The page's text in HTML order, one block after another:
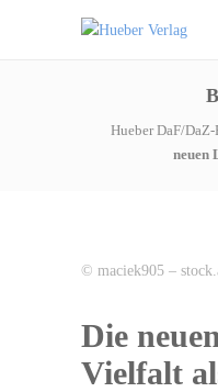
Hueber DaF/
neuen
© maciek905 –
Die
Vielfalt